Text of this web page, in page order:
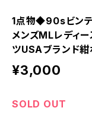
1点物◆90sビン
メンズMLレディ
ツUSAブランド
¥3,000
SOLD OUT